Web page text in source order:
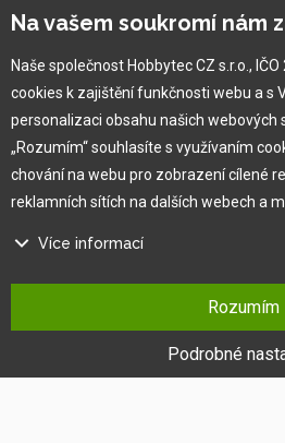
Vlastní výroba
Náš tým
O nás
Pro zákazníka
Obchodní podmínky
Jak na reklamaci
Na vašem soukromí nám
Naše společnost Hobbytec CZ s.r.o.,
cookies k zajištění funkčnosti webu a s
personalizaci obsahu našich webových
„Rozumím“ souhlasíte s využívaním
chování na webu pro zobrazení cílené
reklamních sítích na dalších webech a
Více informací
Na našem webu používáme několik
Ty jsou nezbytně nutné pro fungování
rozhodnete využívat. Bez nich by náš
Rozumím
Podrobné